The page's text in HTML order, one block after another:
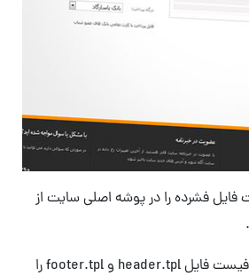
فشرده را در پوشه اصلی سایت از
برای ویرایش در قالب کافیست فایل header.tpl و footer.tpl را